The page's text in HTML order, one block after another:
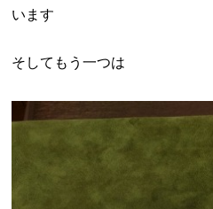
います
そしてもう一つは